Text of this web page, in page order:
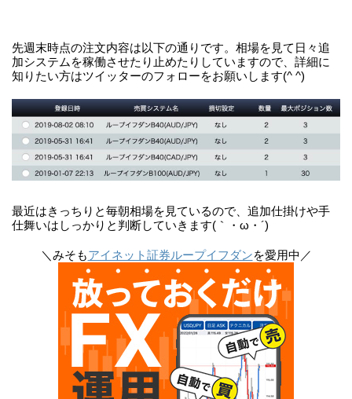
先週末時点の注文内容は以下の通りです。相場を見て日々追
加システムを稼働させたり止めたりしていますので、詳細に
知りたい方はツイッターのフォローをお願いします(^ ^)
最近はきっちりと毎朝相場を見ているので、追加仕掛けや手
仕舞いはしっかりと判断していきます(｀・ω・´)
＼みそもアイネット証券ループイフダンを愛用中／